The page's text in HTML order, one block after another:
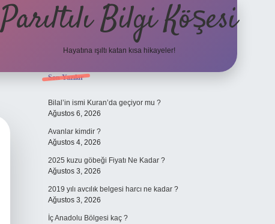
Parıltılı Bilgi Köşesi
Hayatına ışıltı katan kısa hikayeler!
Sidebar
Son Yazılar
Bilal’in ismi Kuran’da geçiyor mu ?
Ağustos 6, 2026
Avanlar kimdir ?
Ağustos 4, 2026
2025 kuzu göbeği Fiyatı Ne Kadar ?
Ağustos 3, 2026
2019 yılı avcılık belgesi harcı ne kadar ?
Ağustos 3, 2026
İç Anadolu Bölgesi kaç ?